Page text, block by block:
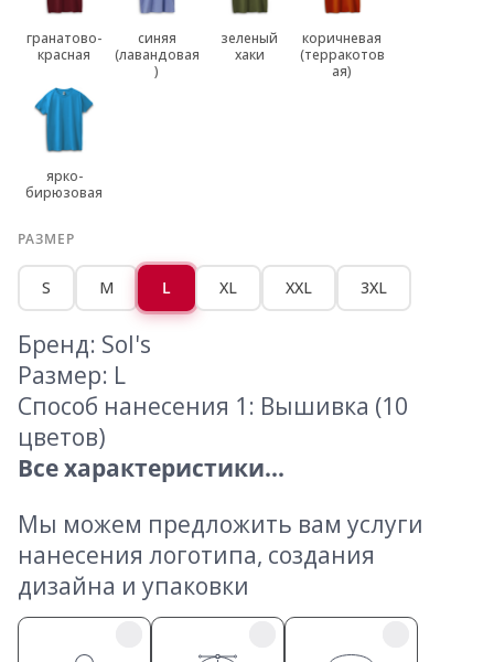
гранатово-
красная
синяя
(лавандовая
)
зеленый
хаки
коричневая
(терракотов
ая)
ярко-
бирюзовая
РАЗМЕР
S M L XL XXL 3XL
Бренд: Sol's
Размер: L
Способ нанесения 1: Вышивка (10
цветов)
Все характеристики...
Мы можем предложить вам услуги
нанесения логотипа, создания
дизайна и упаковки